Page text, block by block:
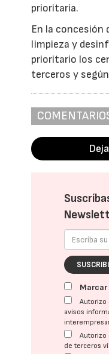
prioritaria.
En la concesión
limpieza y
prioritario los
terceros y
Autorizo
avisos
Autorizo
de terceros